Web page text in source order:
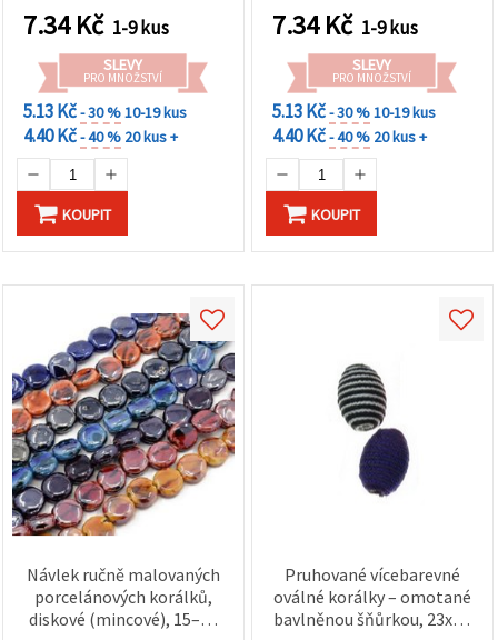
tvoření
7.34Kč 1-9 kus
SLEVY
PRO MNOŽSTVÍ
5.13 Kč- 30 %10-19 kus
4.40 Kč- 40 % 20 kus +
KOUPIT
7.34Kč 1-9 kus
SLEVY
PRO MNOŽSTVÍ
5.13 Kč- 30 %10-19 kus
4.40 Kč- 40 % 20 kus +
KOUPIT
Návlek ručně malovaných
porcelánových korálků,
diskové (mincové), 15–17
Pruhované vícebarevné
oválné korálky – omotané
bavlněnou šňůrkou, 23x16